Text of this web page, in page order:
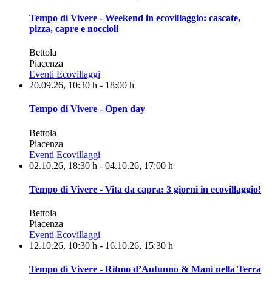
Tempo di Vivere - Weekend in ecovillaggio: cascate,
pizza, capre e noccioli
Bettola
Piacenza
Eventi Ecovillaggi
20.09.26, 10:30 h - 18:00 h
Tempo di Vivere - Open day
Bettola
Piacenza
Eventi Ecovillaggi
02.10.26, 18:30 h - 04.10.26, 17:00 h
Tempo di Vivere - Vita da capra: 3 giorni in ecovillaggio!
Bettola
Piacenza
Eventi Ecovillaggi
12.10.26, 10:30 h - 16.10.26, 15:30 h
Tempo di Vivere - Ritmo d’Autunno & Mani nella Terra